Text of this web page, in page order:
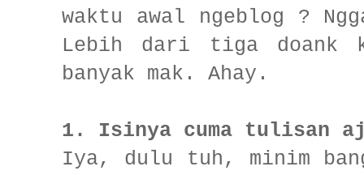
waktu awal ngeblog ?
Lebih dari tiga doank
banyak mak. Ahay.
1. Isinya cuma tulisan
Iya, dulu tuh, minim